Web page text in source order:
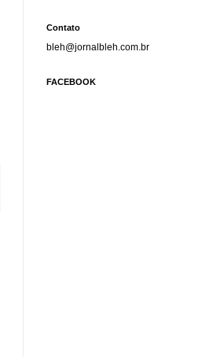
Contato
bleh@jornalbleh.com.br
FACEBOOK